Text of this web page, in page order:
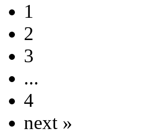
1
2
3
...
4
next »